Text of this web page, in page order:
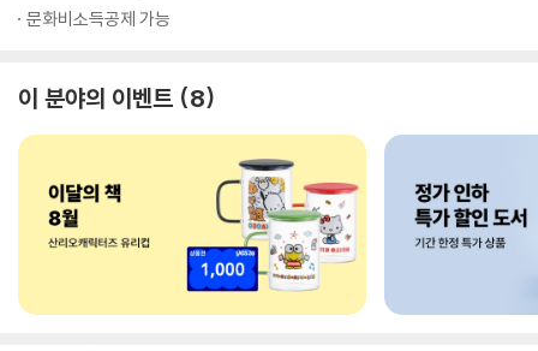
문화비소득공제 가능
이 분야의 이벤트 8